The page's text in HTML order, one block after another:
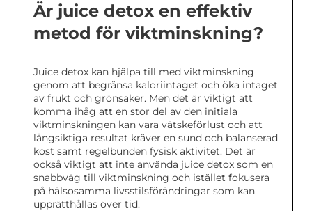
Är juice detox en effektiv
metod för viktminskning?
Juice detox kan hjälpa till med viktminskning
genom att begränsa kaloriintaget och öka intaget
av frukt och grönsaker. Men det är viktigt att
komma ihåg att en stor del av den initiala
viktminskningen kan vara vätskeförlust och att
långsiktiga resultat kräver en sund och balanserad
kost samt regelbunden fysisk aktivitet. Det är
också viktigt att inte använda juice detox som en
snabbväg till viktminskning och istället fokusera
på hälsosamma livsstilsförändringar som kan
upprätthållas över tid.